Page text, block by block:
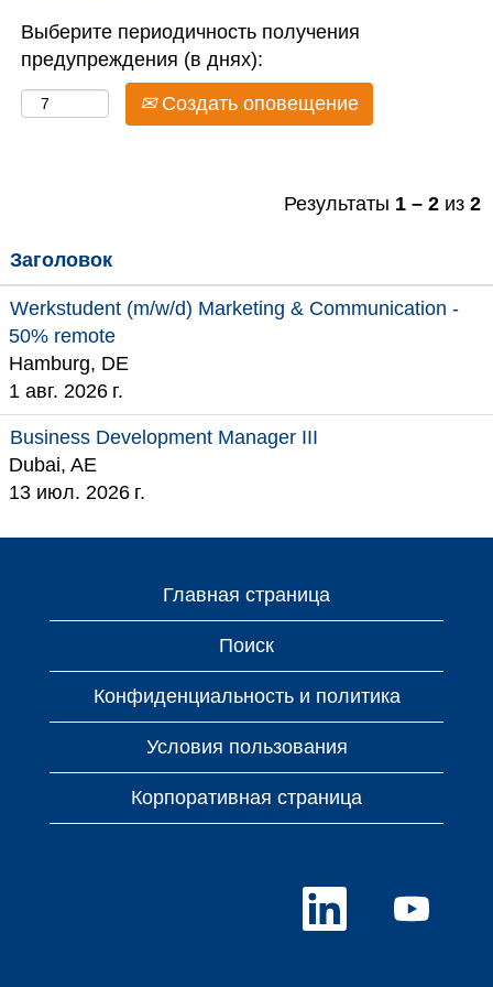
Выберите периодичность получения
предупреждения (в днях):
Создать оповещение
Результаты 1 – 2 из 2
Заголовок
Werkstudent (m/w/d) Marketing & Communication -
50% remote
Hamburg, DE
1 авг. 2026 г.
Business Development Manager III
Dubai, AE
13 июл. 2026 г.
Главная страница
Поиск
Конфиденциальность и политика
Условия пользования
Корпоративная страница
О
к
О